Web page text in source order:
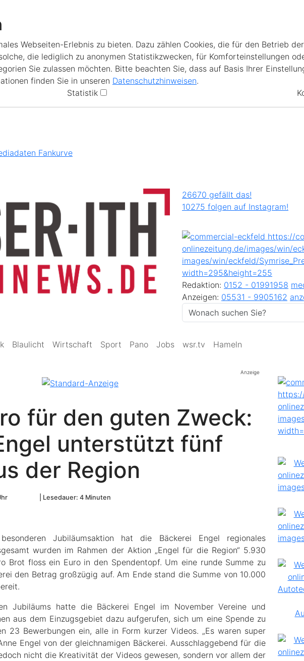
Webseiten-Erlebnis zu bieten. Dazu zählen Cookies, die für den Betrieb
die lediglich zu anonymen Statistikzwecken, für Komforteinstellungen
Sie zulassen möchten. Bitte beachten Sie, dass auf Basis Ihrer
finden Sie in unseren Datenschutzhinweisen.
Statistik
Fankurve
26670 gefällt das!
10275 folgen auf Instagram!
Redaktion: 0152 - 01991958
Anzeigen: 05531 - 9905162
Blaulicht Wirtschaft Sport Pano Jobs wsr.tv Hameln
Anzeige
für den guten Zweck:
unterstützt fünf
der Region
Lesedauer: 4 Minuten
Jubiläumsaktion hat die Bäckerei Engel regionales
wurden im Rahmen der Aktion „Engel für die Region“ 5.930
Brot floss ein Euro in den Spendentopf. Um eine runde Summe zu
den Betrag großzügig auf. Am Ende stand die Summe von 10.000
Jubiläums hatte die Bäckerei Engel im November Vereine und
aus dem Einzugsgebiet dazu aufgerufen, sich um eine Spende zu
23 Bewerbungen ein, alle in Form kurzer Videos. „Es waren super
Engel von der gleichnamigen Bäckerei. Ausschlaggebend für die
nicht die Kreativität der Videos gewesen, sondern vor allem der